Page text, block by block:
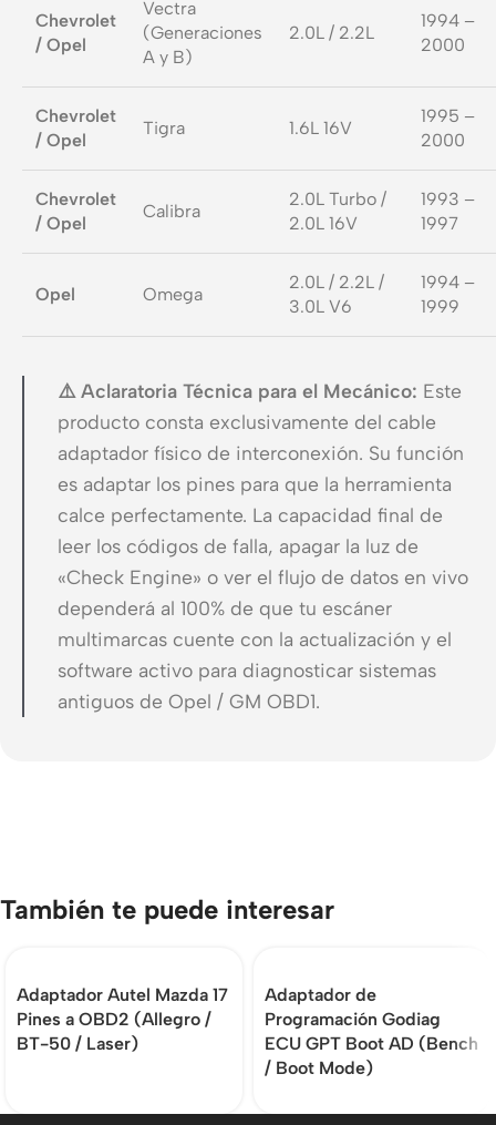
Chevrolet
/ Opel
Vectra
(Generaciones
A y B)
2.0L / 2.2L
1994 –
2000
Chevrolet
/ Opel
Tigra 1.6L 16V
1995 –
2000
Chevrolet
/ Opel
Calibra
2.0L Turbo /
2.0L 16V
1993 –
1997
Opel Omega
2.0L / 2.2L /
3.0L V6
1994 –
1999
⚠️ Aclaratoria Técnica para el Mecánico: Este
producto consta exclusivamente del cable
adaptador físico de interconexión. Su función
es adaptar los pines para que la herramienta
calce perfectamente. La capacidad final de
leer los códigos de falla, apagar la luz de
«Check Engine» o ver el flujo de datos en vivo
dependerá al 100% de que tu escáner
multimarcas cuente con la actualización y el
software activo para diagnosticar sistemas
antiguos de Opel / GM OBD1.
También te puede interesar
Adaptador Autel Mazda 17
Pines a OBD2 (Allegro /
BT-50 / Laser)
Adaptador de
Programación Godiag
ECU GPT Boot AD (Bench
/ Boot Mode)